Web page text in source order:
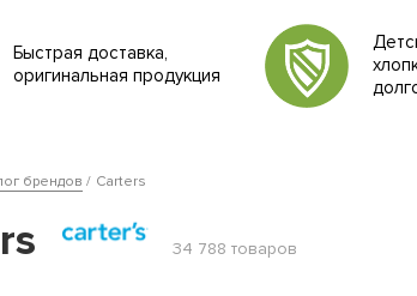
Быстрая доставка,
оригинальная продукция
брендов Carters
34 788 товаров